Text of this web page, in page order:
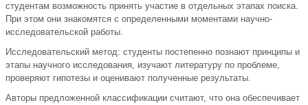
студентам возможность принять участие в отдельных этапах поиска.
При этом они знакомятся с определенными моментами научно-
исследовательской работы.
Исследовательский метод: студенты постепенно познают принципы и
этапы научного исследования, изучают литературу по проблеме,
проверяют гипотезы и оценивают полученные результаты.
Авторы предложенной классификации считают, что она обеспечивает